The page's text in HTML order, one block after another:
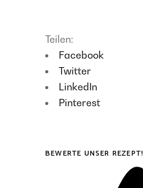
Teilen:
Facebook
Twitter
LinkedIn
Pinterest
BEWERTE UNSER REZEPT!